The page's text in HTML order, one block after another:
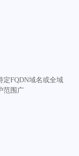
定FQDN域名或全域
范围广